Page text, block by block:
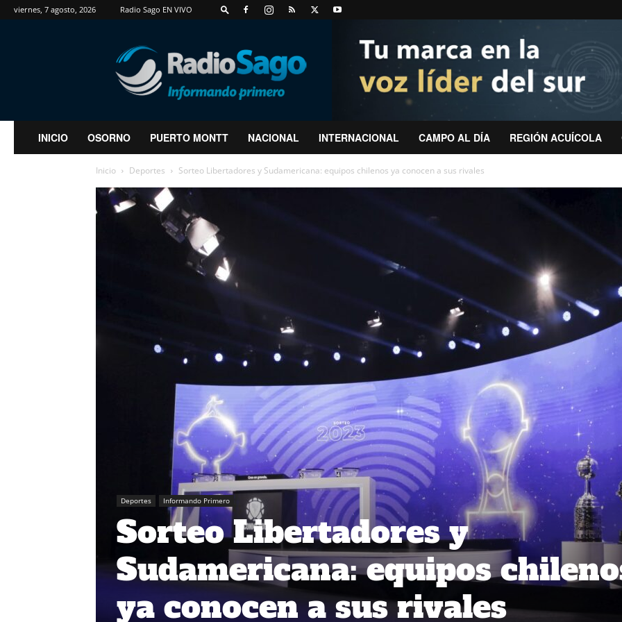
viernes, 7 agosto, 2026 Radio Sago EN VIVO
RadioSago
INICIO OSORNO PUERTO MONTT NACIONAL INTERNACIONAL CAMPO AL DÍA REGIÓN ACUÍCOLA
Inicio Deportes Sorteo Libertadores y Sudamericana: equipos chilenos ya conocen a sus rivales
Deportes Informando Primero
Sorteo Libertadores y
Sudamericana: equipos
ya conocen a sus rivales